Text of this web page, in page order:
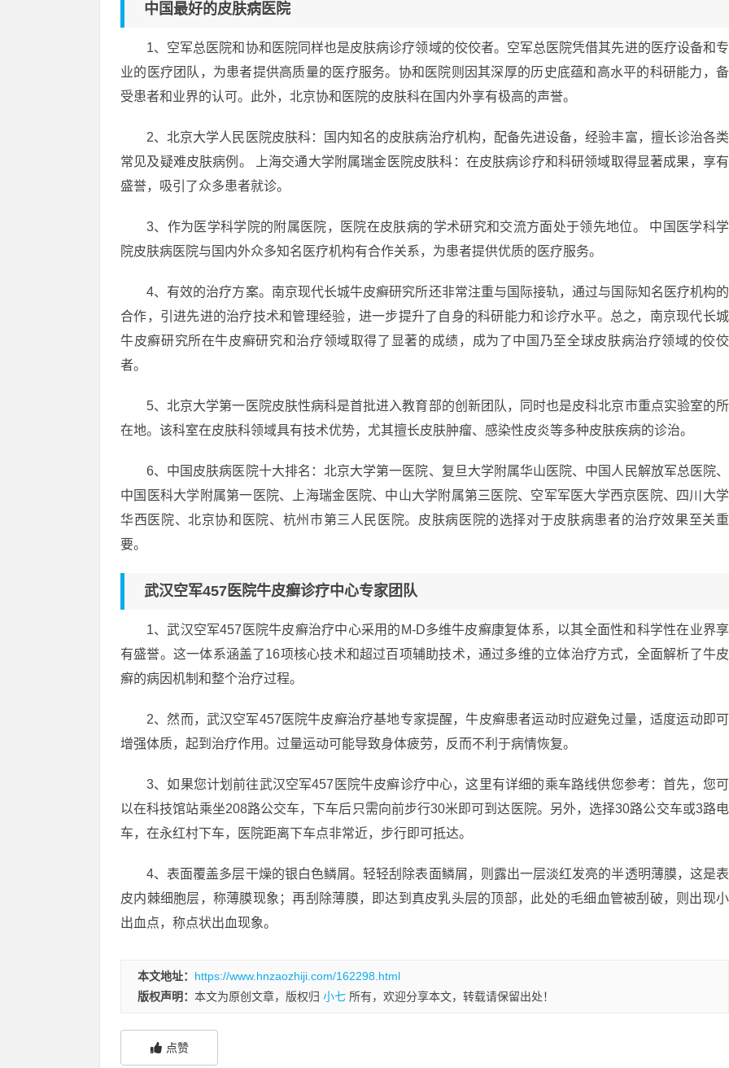
中国最好的皮肤病医院
1、空军总医院和协和医院同样也是皮肤病诊疗领域的佼佼者。空军总医院凭借其先进的医疗设备和专
业的医疗团队，为患者提供高质量的医疗服务。协和医院则因其深厚的历史底蕴和高水平的科研能力，备
受患者和业界的认可。此外，北京协和医院的皮肤科在国内外享有极高的声誉。
2、北京大学人民医院皮肤科：国内知名的皮肤病治疗机构，配备先进设备，经验丰富，擅长诊治各类
常见及疑难皮肤病例。 上海交通大学附属瑞金医院皮肤科：在皮肤病诊疗和科研领域取得显著成果，享有
盛誉，吸引了众多患者就诊。
3、作为医学科学院的附属医院，医院在皮肤病的学术研究和交流方面处于领先地位。 中国医学科学
院皮肤病医院与国内外众多知名医疗机构有合作关系，为患者提供优质的医疗服务。
4、有效的治疗方案。南京现代长城牛皮癣研究所还非常注重与国际接轨，通过与国际知名医疗机构的
合作，引进先进的治疗技术和管理经验，进一步提升了自身的科研能力和诊疗水平。总之，南京现代长城
牛皮癣研究所在牛皮癣研究和治疗领域取得了显著的成绩，成为了中国乃至全球皮肤病治疗领域的佼佼
者。
5、北京大学第一医院皮肤性病科是首批进入教育部的创新团队，同时也是皮科北京市重点实验室的所
在地。该科室在皮肤科领域具有技术优势，尤其擅长皮肤肿瘤、感染性皮炎等多种皮肤疾病的诊治。
6、中国皮肤病医院十大排名：北京大学第一医院、复旦大学附属华山医院、中国人民解放军总医院、
中国医科大学附属第一医院、上海瑞金医院、中山大学附属第三医院、空军军医大学西京医院、四川大学
华西医院、北京协和医院、杭州市第三人民医院。皮肤病医院的选择对于皮肤病患者的治疗效果至关重
要。
武汉空军457医院牛皮癣诊疗中心专家团队
1、武汉空军457医院牛皮癣治疗中心采用的M-D多维牛皮癣康复体系，以其全面性和科学性在业界享
有盛誉。这一体系涵盖了16项核心技术和超过百项辅助技术，通过多维的立体治疗方式，全面解析了牛皮
癣的病因机制和整个治疗过程。
2、然而，武汉空军457医院牛皮癣治疗基地专家提醒，牛皮癣患者运动时应避免过量，适度运动即可
增强体质，起到治疗作用。过量运动可能导致身体疲劳，反而不利于病情恢复。
3、如果您计划前往武汉空军457医院牛皮癣诊疗中心，这里有详细的乘车路线供您参考：首先，您可
以在科技馆站乘坐208路公交车，下车后只需向前步行30米即可到达医院。另外，选择30路公交车或3路电
车，在永红村下车，医院距离下车点非常近，步行即可抵达。
4、表面覆盖多层干燥的银白色鳞屑。轻轻刮除表面鳞屑，则露出一层淡红发亮的半透明薄膜，这是表
皮内棘细胞层，称薄膜现象；再刮除薄膜，即达到真皮乳头层的顶部，此处的毛细血管被刮破，则出现小
出血点，称点状出血现象。
本文地址： https://www.hnzaozhiji.com/162298.html
版权声明： 本文为原创文章，版权归 小七 所有，欢迎分享本文，转载请保留出处！
点赞